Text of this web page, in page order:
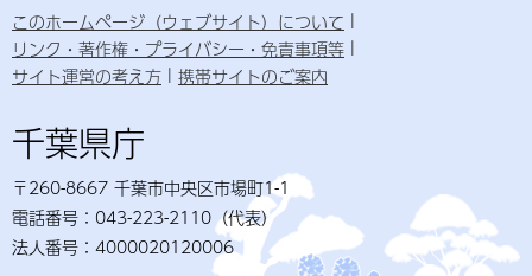
このホームページ（ウェブサイト）について
リンク・著作権・プライバシー・免責事項等
サイト運営の考え方
携帯サイトのご案内
千葉県庁
〒260-8667 千葉市中央区市場町1-1
電話番号：043-223-2110（代表）
法人番号：4000020120006